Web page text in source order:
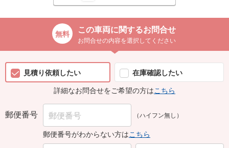
この車両に関するお問合せ
お問合せの内容を選択してください
見積り依頼したい
在庫確認したい
詳細なお問合せをご希望の方はこちら
郵便番号 （ハイフン無し）
郵便番号がわからない方はこちら